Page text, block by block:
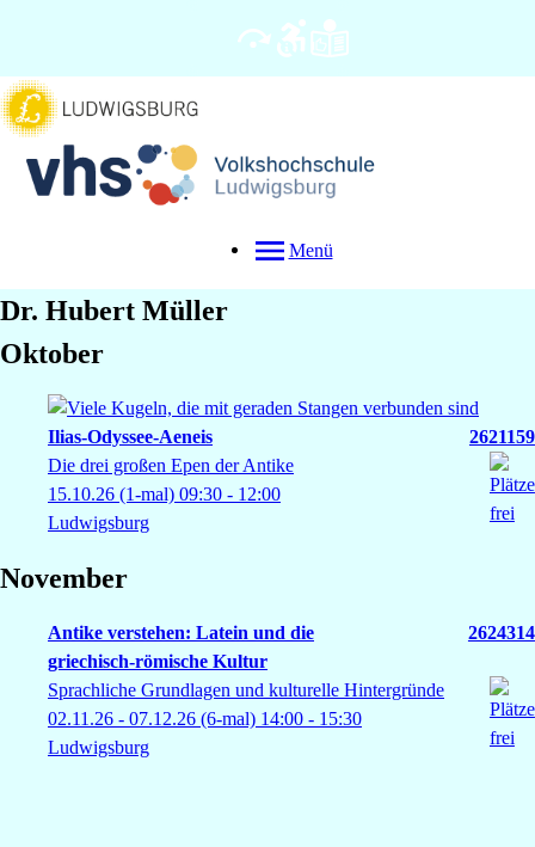
Menü
Dr. Hubert Müller
Oktober
Ilias-Odyssee-Aeneis
2621159
Die drei großen Epen der Antike
15.10.26 (1-mal) 09:30 - 12:00
Ludwigsburg
November
Antike verstehen: Latein und die
griechisch‑römische Kultur
2624314
Sprachliche Grundlagen und kulturelle Hintergründe
02.11.26 - 07.12.26 (6-mal) 14:00 - 15:30
Ludwigsburg